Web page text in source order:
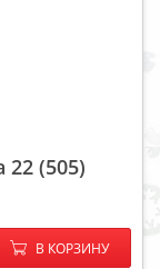
22 (505)
− +
В КОРЗИНУ